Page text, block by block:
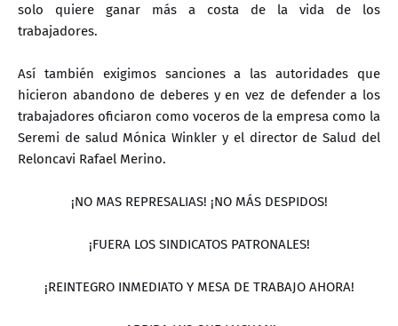
solo quiere ganar más a costa de la vida de los
trabajadores.
Así también exigimos sanciones a las autoridades que
hicieron abandono de deberes y en vez de defender a los
trabajadores oficiaron como voceros de la empresa como la
Seremi de salud Mónica Winkler y el director de Salud del
Reloncavi Rafael Merino.
¡NO MAS REPRESALIAS! ¡NO MÁS DESPIDOS!
¡FUERA LOS SINDICATOS PATRONALES!
¡REINTEGRO INMEDIATO Y MESA DE TRABAJO AHORA!